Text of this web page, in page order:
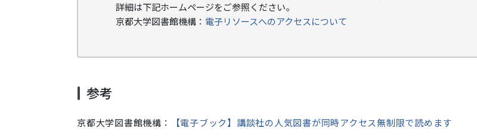
詳細は下記ホームページをご参照ください。
京都大学図書館機構： 電子リソースへのアクセスについて
参考
京都大学図書館機構： 【電子ブック】講談社の人気図書が同時アクセス無制限で読めます